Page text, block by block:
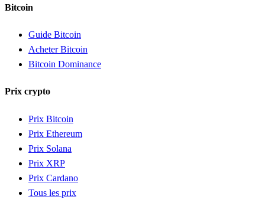
Bitcoin
Guide Bitcoin
Acheter Bitcoin
Bitcoin Dominance
Prix crypto
Prix Bitcoin
Prix Ethereum
Prix Solana
Prix XRP
Prix Cardano
Tous les prix